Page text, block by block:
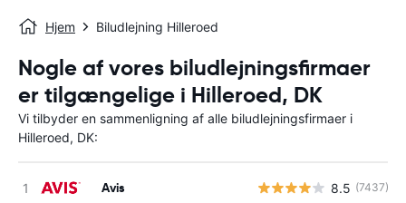
Hjem Biludlejning Hilleroed
Nogle af vores biludlejningsfirmaer
er tilgængelige i Hilleroed, DK
Vi tilbyder en sammenligning af alle biludlejningsfirmaer i
Hilleroed, DK:
Avis 8.5 (7437)